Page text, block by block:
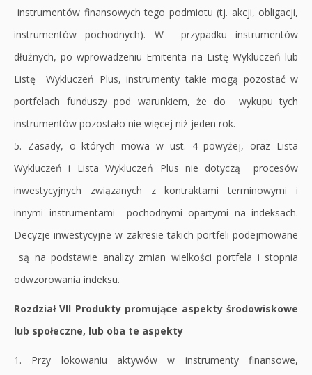
instrumentów finansowych tego podmiotu (tj. akcji, obligacji,
instrumentów pochodnych). W przypadku instrumentów
dłużnych, po wprowadzeniu Emitenta na Listę Wykluczeń lub
Listę Wykluczeń Plus, instrumenty takie mogą pozostać w
portfelach funduszy pod warunkiem, że do wykupu tych
instrumentów pozostało nie więcej niż jeden rok.
5. Zasady, o których mowa w ust. 4 powyżej, oraz Lista
Wykluczeń i Lista Wykluczeń Plus nie dotyczą procesów
inwestycyjnych związanych z kontraktami terminowymi i
innymi instrumentami pochodnymi opartymi na indeksach.
Decyzje inwestycyjne w zakresie takich portfeli podejmowane
są na podstawie analizy zmian wielkości portfela i stopnia
odwzorowania indeksu.
Rozdział VII Produkty promujące aspekty środowiskowe
lub społeczne, lub oba te aspekty
1. Przy lokowaniu aktywów w instrumenty finansowe,